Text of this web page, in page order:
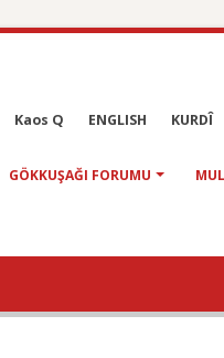
Kaos Q ENGLISH KURDÎ
GÖKKUŞAĞI FORUMU